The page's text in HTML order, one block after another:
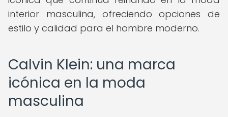
interior masculina, ofreciendo opciones de
estilo y calidad para el hombre moderno.
Calvin Klein: una marca
icónica en la moda
masculina